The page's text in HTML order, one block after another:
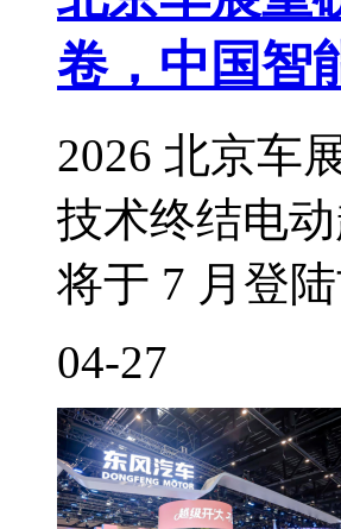
卷，中国智
2026 北京车
技术终结电
将于 7 月登
04-27